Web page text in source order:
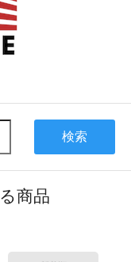
検索
商品